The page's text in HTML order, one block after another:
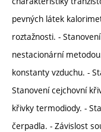
pevných látek
roztažnosti. -
nestacionární
konstanty vzduchu. -
Stanovení cejchovní
křivky termodiody. -
čerpadla. - Závislost